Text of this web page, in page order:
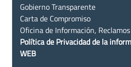
Gobierno Transparente
Carta de Compromiso
Oficina de Información,
Política de Privacidad de la
WEB